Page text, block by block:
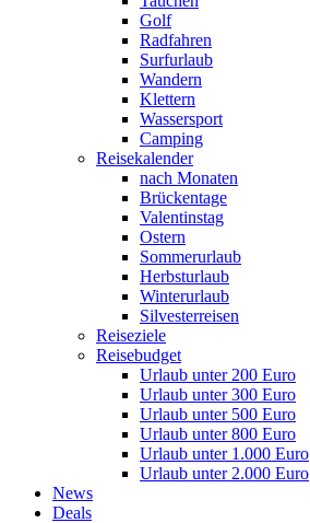
Golf
Radfahren
Surfurlaub
Wandern
Klettern
Wassersport
Camping
Reisekalender
nach Monaten
Brückentage
Valentinstag
Ostern
Sommerurlaub
Herbsturlaub
Winterurlaub
Silvesterreisen
Reiseziele
Reisebudget
Urlaub unter 200 Euro
Urlaub unter 300 Euro
Urlaub unter 500 Euro
Urlaub unter 800 Euro
Urlaub unter 1.000 Euro
Urlaub unter 2.000 Euro
News
Deals